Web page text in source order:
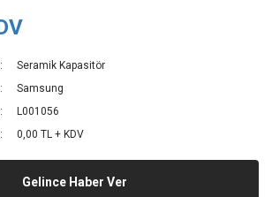
Seramik Kapasitör
Samsung
L001056
0,00 TL + KDV
Gelince Haber Ver